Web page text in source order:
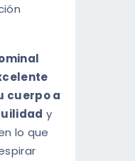
cuerpo a
y
lo que